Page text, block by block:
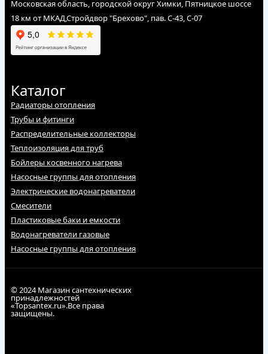
Московская область, городской округ Химки, Пятницкое шоссе
18 км от МКАД,Стройдвор "Брехово", пав. С-43, С-07
Каталог
Радиаторы отопления
Трубы и фитинги
Распределительные коллекторы
Теплоизоляция для труб
Бойлеры косвенного нагрева
Насосные группы для отопления
Электрические водонагреватели
Смесители
Пластиковые баки и емкости
Водонагреватели газовые
Насосные группы для отопления
© 2024 Магазин сантехнических
принадлежностей
«Topsantex.ru».Все права
защищены.